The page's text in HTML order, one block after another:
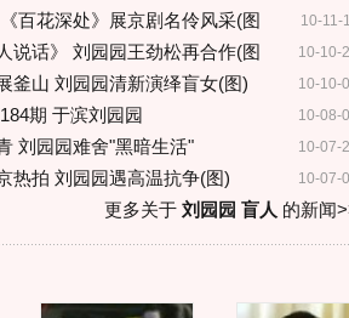
10-11-
百花深处》展京剧名伶风采(图
10-10-
说话》 刘园园王劲松再合作(图
10-10-
釜山 刘园园清新演绎盲女(图)
10-08-
期 于滨刘园园
10-07-
刘园园难舍"黑暗生活"
10-07-
热拍 刘园园遇高温抗争(图)
更多关于 刘园园 盲人 的新闻